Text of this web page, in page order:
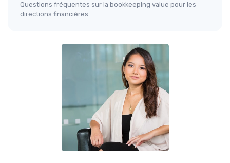
Questions fréquentes sur la bookkeeping value pour les
directions financières